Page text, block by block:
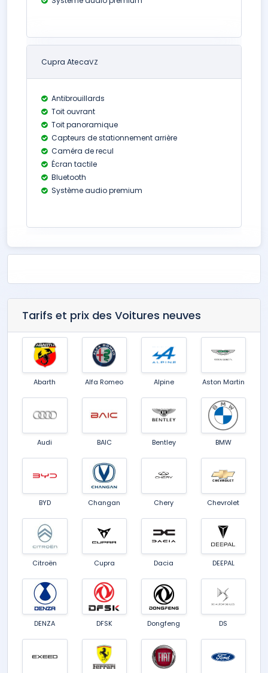
Cupra AtecaVZ
Antibrouillards
Toit ouvrant
Toit panoramique
Capteurs de stationnement arrière
Caméra de recul
Écran tactile
Bluetooth
Système audio premium
Tarifs et prix des Voitures neuves
Abarth Alfa Romeo Alpine Aston Martin
Audi BAIC Bentley BMW
BYD Changan Chery Chevrolet
Citroën Cupra Dacia DEEPAL
DENZA DFSK Dongfeng DS